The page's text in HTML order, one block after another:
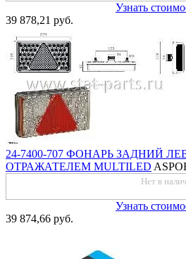
Узнать
39 878,21 руб.
24-7400-707 ФОНАРЬ ЗАДНИЙ
ОТРАЖАТЕЛЕМ MULTILED
Нет в
Узнать
39 874,66 руб.